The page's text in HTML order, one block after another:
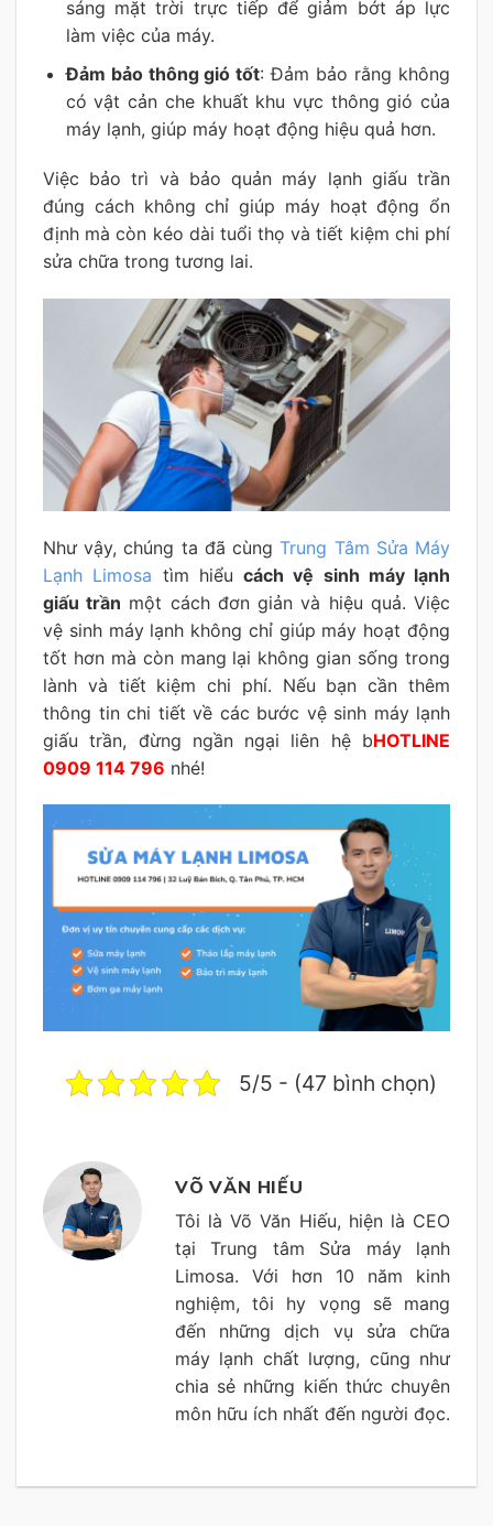
sáng mặt trời trực tiếp để giảm bớt áp lực
làm việc của máy.
Đảm bảo thông gió tốt: Đảm bảo rằng không
có vật cản che khuất khu vực thông gió của
máy lạnh, giúp máy hoạt động hiệu quả hơn.
Việc bảo trì và bảo quản máy lạnh giấu trần
đúng cách không chỉ giúp máy hoạt động ổn
định mà còn kéo dài tuổi thọ và tiết kiệm chi phí
sửa chữa trong tương lai.
Như vậy, chúng ta đã cùngTrung Tâm Sửa Máy
Lạnh Limosa tìm hiểu cách vệ sinh máy lạnh
giấu trần một cách đơn giản và hiệu quả. Việc
vệ sinh máy lạnh không chỉ giúp máy hoạt động
tốt hơn mà còn mang lại không gian sống trong
lành và tiết kiệm chi phí. Nếu bạn cần thêm
thông tin chi tiết về các bước vệ sinh máy lạnh
giấu trần, đừng ngần ngại liên hệ bHOTLINE
0909 114 796 nhé!
5/5 - (47 bình chọn)
VÕ VĂN HIẾU
Tôi là Võ Văn Hiếu, hiện là CEO
tại Trung tâm Sửa máy lạnh
Limosa. Với hơn 10 năm kinh
nghiệm, tôi hy vọng sẽ mang
đến những dịch vụ sửa chữa
máy lạnh chất lượng, cũng như
chia sẻ những kiến thức chuyên
môn hữu ích nhất đến người đọc.